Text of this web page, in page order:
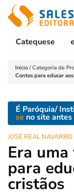
Catequese
Início /Categoria de
Contos para educar
É Paróquia/
se no site
JOSÉ REAL NAVARRO
Era
para
cristãos